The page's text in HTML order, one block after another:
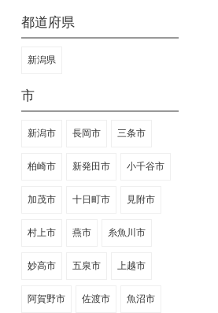
都道府県
新潟県
市
新潟市 長岡市 三条市
柏崎市 新発田市 小千谷市
加茂市 十日町市 見附市
村上市 燕市 糸魚川市
妙高市 五泉市 上越市
阿賀野市 佐渡市 魚沼市